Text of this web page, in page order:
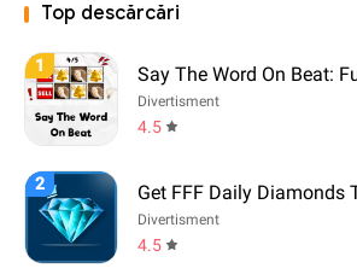
Top descărcări
1
Divertisment
4.5
2 Get FFF Daily Diamonds
Divertisment
4.5